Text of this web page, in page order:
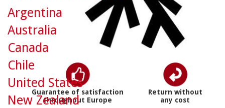
Guarantee of satisfaction
throughout Europe
Return without
any cost
Argentina
Australia
Canada
Chile
United States
New Zealand